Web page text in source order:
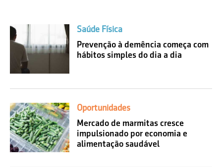
Saúde Física
Prevenção à demência começa com
hábitos simples do dia a dia
Oportunidades
Mercado de marmitas cresce
impulsionado por economia e
alimentação saudável